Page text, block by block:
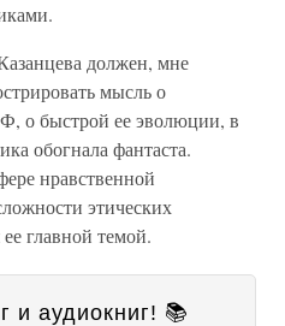
должен, мне
мысль о
о быстрой ее эволюции, в
обогнала фантаста.
нравственной
этических
главной темой.
и аудиокниг! 📚